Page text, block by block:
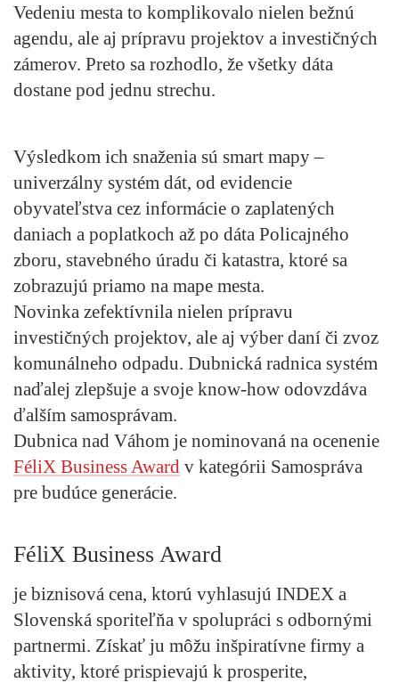
Vedeniu mesta to komplikovalo nielen bežnú
agendu, ale aj prípravu projektov a investičných
zámerov. Preto sa rozhodlo, že všetky dáta
dostane pod jednu strechu.
Výsledkom ich snaženia sú smart mapy –
univerzálny systém dát, od evidencie
obyvateľstva cez informácie o zaplatených
daniach a poplatkoch až po dáta Policajného
zboru, stavebného úradu či katastra, ktoré sa
zobrazujú priamo na mape mesta.
Novinka zefektívnila nielen prípravu
investičných projektov, ale aj výber daní či zvoz
komunálneho odpadu. Dubnická radnica systém
naďalej zlepšuje a svoje know-how odovzdáva
ďalším samosprávam.
Dubnica nad Váhom je nominovaná na ocenenie
FéliX Business Award v kategórii Samospráva
pre budúce generácie.
FéliX Business Award
je biznisová cena, ktorú vyhlasujú INDEX a
Slovenská sporiteľňa v spolupráci s odbornými
partnermi. Získať ju môžu inšpiratívne firmy a
aktivity, ktoré prispievajú k prosperite,